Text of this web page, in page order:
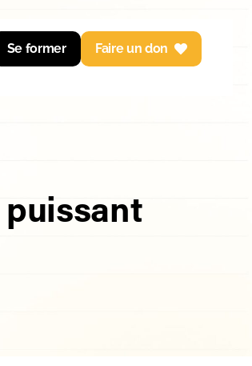
Faire un don
Se former
puissant